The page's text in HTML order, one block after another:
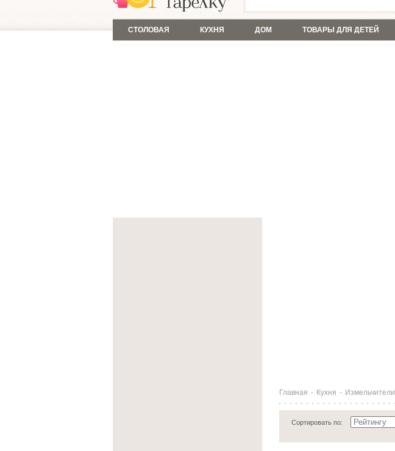
СТОЛОВАЯ КУХНЯ ДОМ ТОВАРЫ ДЛЯ ДЕТЕЙ
Главная - Кухня - Измельчители
Сортировать по: